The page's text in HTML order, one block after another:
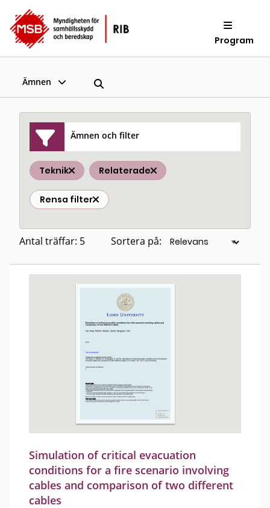
Program
Ämnen
Ämnen och filter
Teknik Relaterade
Rensa filter
Antal träffar: 5 Sortera på:
Simulation of critical evacuation
conditions for a fire scenario involving
cables and comparison of two different
cables